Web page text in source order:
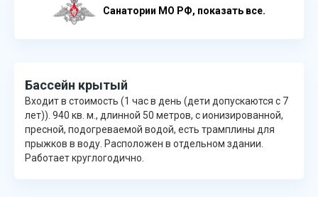
Cанатории МО РФ, показать все.
Бассейн крытый
Входит в стоимость (1 час в день (дети допускаются с 7
лет)). 940 кв. м., длинной 50 метров, с ионизированной,
пресной, подогреваемой водой, есть трамплины для
прыжков в воду. Расположен в отдельном здании.
Работает круглогодично.